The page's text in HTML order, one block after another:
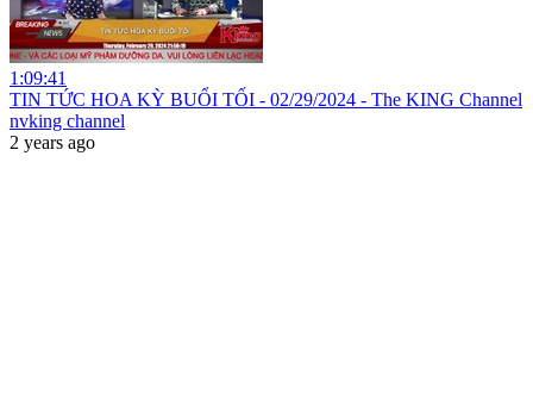
1:09:41
TIN TỨC HOA KỲ BUỔI TỐI - 02/29/2024 - The KING Channel
nvking channel
2 years ago